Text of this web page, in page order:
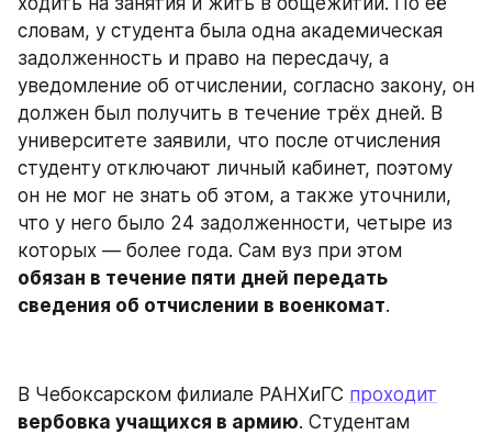
словам, у студента была одна академическая
задолженность и право на пересдачу, а
уведомление об отчислении, согласно закону, он
должен был получить в течение трёх дней. В
университете заявили, что после отчисления
студенту отключают личный кабинет, поэтому
он не мог не знать об этом, а также уточнили,
что у него было 24 задолженности, четыре из
обязан в течение пяти дней передать
сведения об отчислении в военкомат.
В Чебоксарском филиале РАНХиГС проходит
вербовка учащихся в армию. Студентам